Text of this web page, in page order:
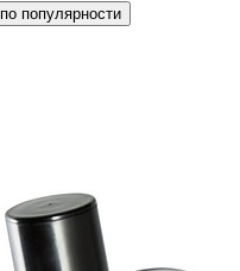
по популярности